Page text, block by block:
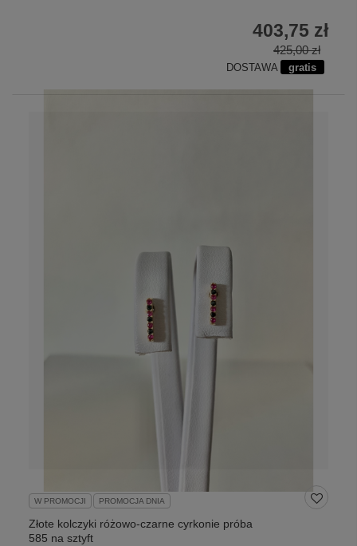
425,00 zł
403,75 zł
DOSTAWA gratis
W PROMOCJI PROMOCJA DNIA
Złote kolczyki różowo-czarne cyrkonie próba
585 na sztyft